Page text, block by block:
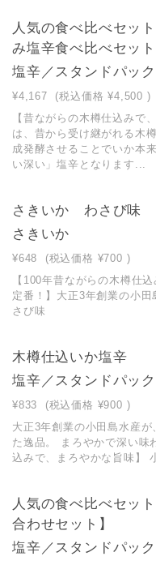
人気の食べ比べセッ
み塩辛食べ比べセット
塩辛／スタンドパック
¥4,167 (税込価格 ¥4,500 )
【昔ながらの木樽仕込みで
は、昔から受け継がれる木
成発酵させることでいか本
い深い」塩辛となります...
さきいか わさび味
さきいか
¥648 (税込価格 ¥700 )
【100年昔ながらの木樽仕
定番！】大正3年創業の小
さび味
木樽仕込いか塩辛
塩辛／スタンドパック
¥833 (税込価格 ¥900 )
大正3年創業の小田島水産
た逸品。 まろやかで深い味
込みで、まろやかな旨味】
人気の食べ比べセッ
合わせセット】
塩辛／スタンドパック